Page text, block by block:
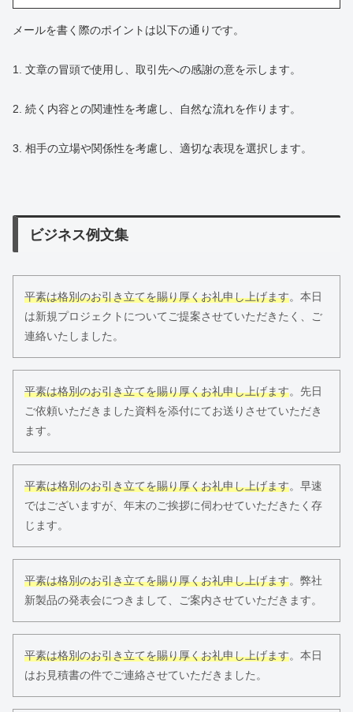
メールを書く際のポイントは以下の通りです。
1. 文章の冒頭で使用し、取引先への感謝の意を示します。
2. 続く内容との関連性を考慮し、自然な流れを作ります。
3. 相手の立場や関係性を考慮し、適切な表現を選択します。
ビジネス例文集
平素は格別のお引き立てを賜り厚くお礼申し上げます。本日
は新規プロジェクトについてご提案させていただきたく、ご
連絡いたしました。
平素は格別のお引き立てを賜り厚くお礼申し上げます。先日
ご依頼いただきました資料を添付にてお送りさせていただき
ます。
平素は格別のお引き立てを賜り厚くお礼申し上げます。早速
ではございますが、年末のご挨拶に伺わせていただきたく存
じます。
平素は格別のお引き立てを賜り厚くお礼申し上げます。弊社
新製品の発表会につきまして、ご案内させていただきます。
平素は格別のお引き立てを賜り厚くお礼申し上げます。本日
はお見積書の件でご連絡させていただきました。